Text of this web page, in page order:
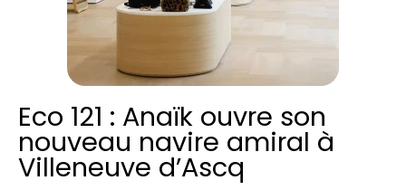
Eco 121 : Anaïk ouvre son
nouveau navire amiral à
Villeneuve d’Ascq